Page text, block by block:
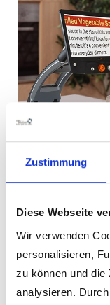
Zustimmung
Diese Webseite
Wir verwenden
personalisieren,
zu können und die
analysieren.